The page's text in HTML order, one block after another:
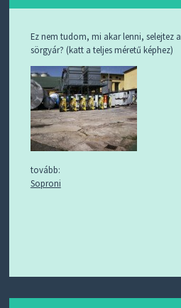
Ez nem tudom, mi akar lenni, selejtez a
sörgyár? (katt a teljes méretű képhez)
tovább:
Soproni